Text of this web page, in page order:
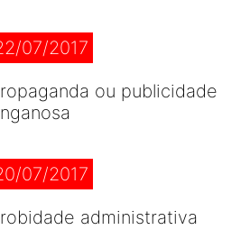
07/2017
ou publicidade
07/2017
administrativa